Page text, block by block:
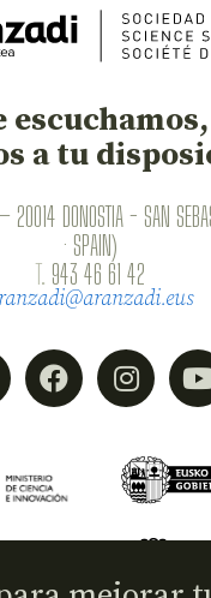
escuchamos,
a tu
20014 DONOSTIA - SAN
· SPAIN)
T. 943 46 61 42